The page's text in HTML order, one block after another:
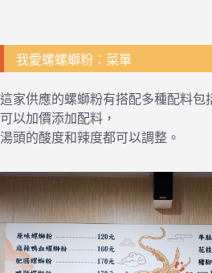
我愛螺螺螄粉：菜單
這家供應的螺螄粉有搭配多種配料包
可以加價添加配料，
湯頭的酸度和辣度都可以調整。